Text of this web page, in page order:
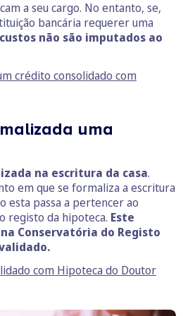
a seu cargo. No entanto, se,
bancária requerer uma
custos não são imputados ao
crédito consolidado com
uma
na escritura da casa.
em que se formaliza a escritura
esta passa a pertencer ao
registo da hipoteca. Este
Conservatória do Registo
com Hipoteca do Doutor